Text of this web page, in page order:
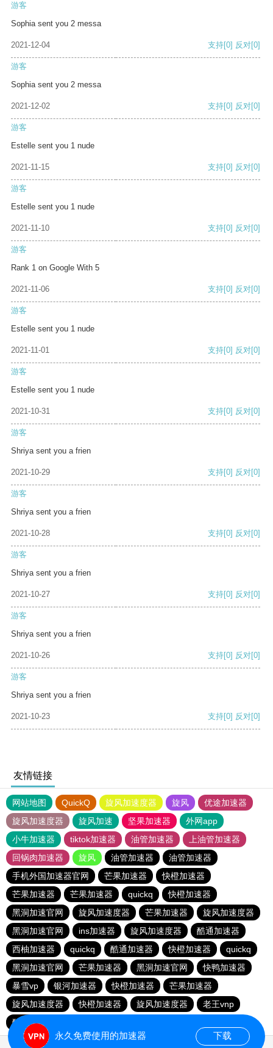
游客
Sophia sent you 2 messa
2021-12-04 支持[0] 反对[0]
游客
Sophia sent you 2 messa
2021-12-02 支持[0] 反对[0]
游客
Estelle sent you 1 nude
2021-11-15 支持[0] 反对[0]
游客
Estelle sent you 1 nude
2021-11-10 支持[0] 反对[0]
游客
Rank 1 on Google With 5
2021-11-06 支持[0] 反对[0]
游客
Estelle sent you 1 nude
2021-11-01 支持[0] 反对[0]
游客
Estelle sent you 1 nude
2021-10-31 支持[0] 反对[0]
游客
Shriya sent you a frien
2021-10-29 支持[0] 反对[0]
游客
Shriya sent you a frien
2021-10-28 支持[0] 反对[0]
游客
Shriya sent you a frien
2021-10-27 支持[0] 反对[0]
游客
Shriya sent you a frien
2021-10-26 支持[0] 反对[0]
游客
Shriya sent you a frien
2021-10-23 支持[0] 反对[0]
友情链接
网站地图 QuickQ 旋风加速度器 旋风
优途加速器
旋风加速度器
旋风加速 坚果加速器
外网app
小牛加速器
tiktok加速器 油管加速器
上油管加速器
回锅肉加速器
旋风 油管加速器
油管加速器
手机外国加速器官网
芒果加速器
快橙加速器
芒果加速器
芒果加速器 quickq
快橙加速器
黑洞加速官网
旋风加速度器 芒果加速器
旋风加速度器
黑洞加速官网
ins加速器 旋风加速度器
酷通加速器
西柚加速器
quickq 酷通加速器 快橙加速器
quickq
黑洞加速官网
芒果加速器 黑洞加速官网
快鸭加速器
暴雪vp
银河加速器 快橙加速器
芒果加速器
旋风加速度器
快橙加速器 旋风加速度器
老王vnp
酷通加速器
永久免费使用的加速器 下载